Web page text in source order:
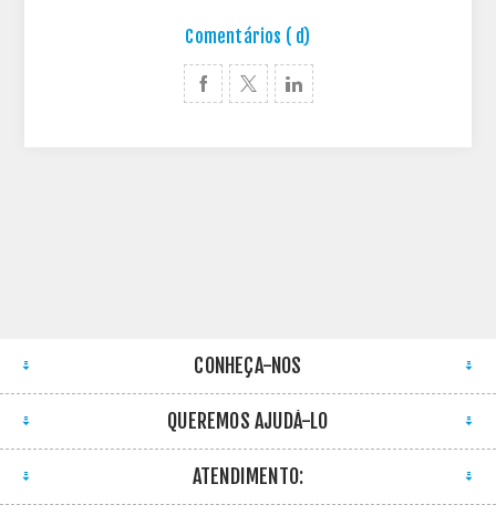
Comentários ( d)
CONHEÇA-NOS
QUEREMOS AJUDÁ-LO
ATENDIMENTO: